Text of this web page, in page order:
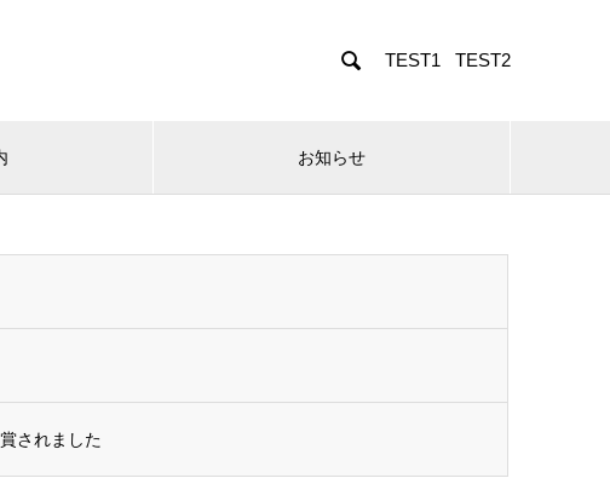
 TEST1 TEST2
お知らせ
れました